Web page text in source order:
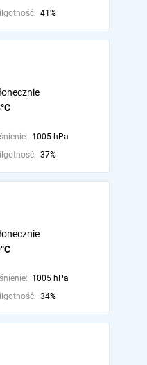
41%
1005 hPa
37%
1005 hPa
34%